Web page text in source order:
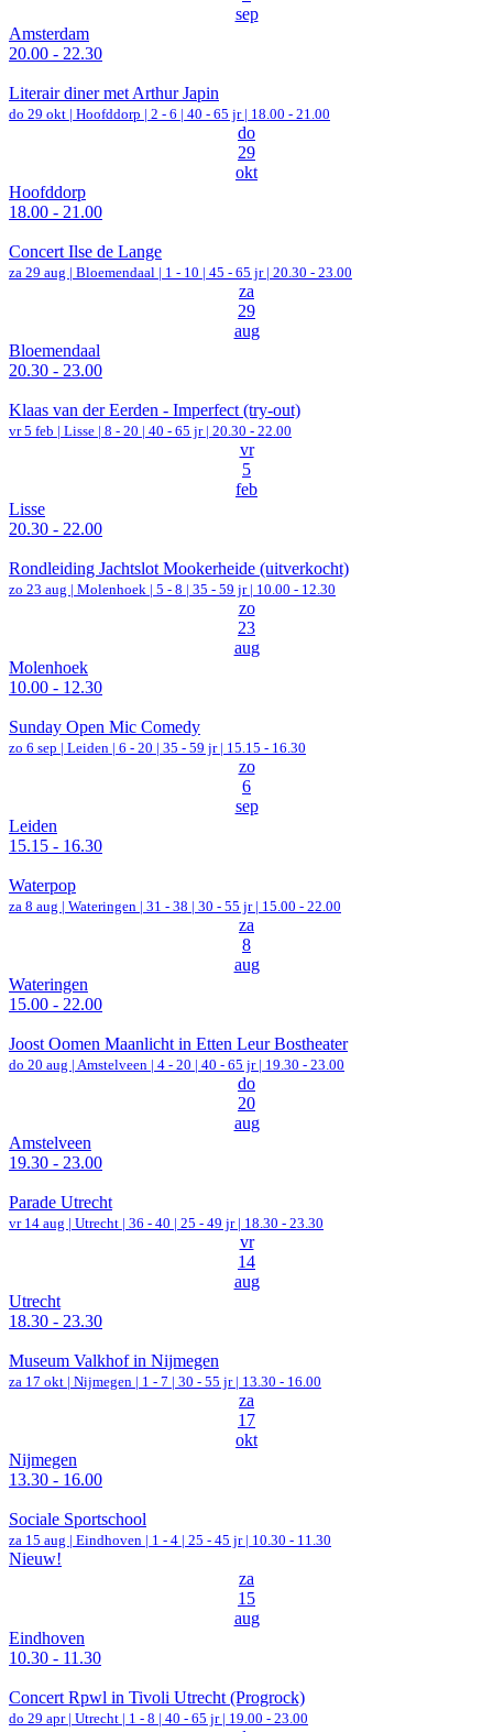
sep
Amsterdam
20.00 - 22.30
Literair diner met Arthur Japin
do 29 okt | Hoofddorp | 2 - 6 | 40 - 65 jr | 18.00 - 21.00
do
29
okt
Hoofddorp
18.00 - 21.00
Concert Ilse de Lange
za 29 aug | Bloemendaal | 1 - 10 | 45 - 65 jr | 20.30 - 23.00
za
29
aug
Bloemendaal
20.30 - 23.00
Klaas van der Eerden - Imperfect (try-out)
vr 5 feb | Lisse | 8 - 20 | 40 - 65 jr | 20.30 - 22.00
vr
5
feb
Lisse
20.30 - 22.00
Rondleiding Jachtslot Mookerheide (uitverkocht)
zo 23 aug | Molenhoek | 5 - 8 | 35 - 59 jr | 10.00 - 12.30
zo
23
aug
Molenhoek
10.00 - 12.30
Sunday Open Mic Comedy
zo 6 sep | Leiden | 6 - 20 | 35 - 59 jr | 15.15 - 16.30
zo
6
sep
Leiden
15.15 - 16.30
Waterpop
za 8 aug | Wateringen | 31 - 38 | 30 - 55 jr | 15.00 - 22.00
za
8
aug
Wateringen
15.00 - 22.00
Joost Oomen Maanlicht in Etten Leur Bostheater
do 20 aug | Amstelveen | 4 - 20 | 40 - 65 jr | 19.30 - 23.00
do
20
aug
Amstelveen
19.30 - 23.00
Parade Utrecht
vr 14 aug | Utrecht | 36 - 40 | 25 - 49 jr | 18.30 - 23.30
vr
14
aug
Utrecht
18.30 - 23.30
Museum Valkhof in Nijmegen
za 17 okt | Nijmegen | 1 - 7 | 30 - 55 jr | 13.30 - 16.00
za
17
okt
Nijmegen
13.30 - 16.00
Sociale Sportschool
za 15 aug | Eindhoven | 1 - 4 | 25 - 45 jr | 10.30 - 11.30
Nieuw!
za
15
aug
Eindhoven
10.30 - 11.30
Concert Rpwl in Tivoli Utrecht (Progrock)
do 29 apr | Utrecht | 1 - 8 | 40 - 65 jr | 19.00 - 23.00